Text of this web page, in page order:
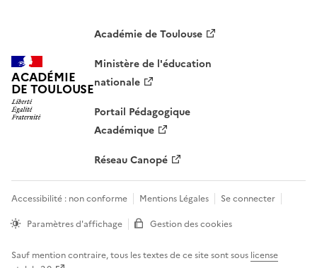
ACADÉMIE
DE TOULOUSE
Académie de Toulouse
Ministère de l'éducation
nationale
Portail Pédagogique
Académique
Réseau Canopé
Accessibilité : non conforme Mentions Légales
Se connecter
Paramètres d'affichage
Gestion des cookies
Sauf mention contraire, tous les textes de ce site sont sous license